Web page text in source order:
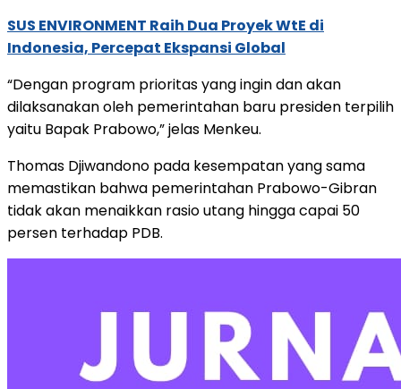
SUS ENVIRONMENT Raih Dua Proyek WtE di
Indonesia, Percepat Ekspansi Global
“Dengan program prioritas yang ingin dan akan
dilaksanakan oleh pemerintahan baru presiden terpilih
yaitu Bapak Prabowo,” jelas Menkeu.
Thomas Djiwandono pada kesempatan yang sama
memastikan bahwa pemerintahan Prabowo-Gibran
tidak akan menaikkan rasio utang hingga capai 50
persen terhadap PDB.